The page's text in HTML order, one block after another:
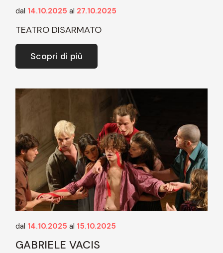
dal 14.10.2025 al 27.10.2025
TEATRO DISARMATO
Scopri di più
dal 14.10.2025 al 15.10.2025
GABRIELE VACIS